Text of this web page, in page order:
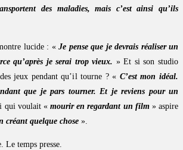
des maladies, mais c’est ainsi qu’ils
lucide : «Je pense que je devrais réaliser un
qu’après je serai trop vieux. » Et si son studio
jeux pendant qu’il tourne ? « C’est mon idéal.
que je pars tourner. Et je reviens pour un
qui voulait «mourir en regardant un film» aspire
créant quelque chose ».
Le temps presse.